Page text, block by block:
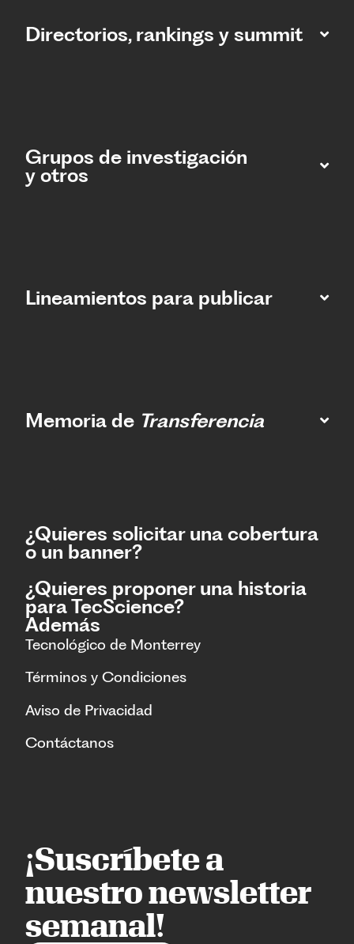
Directorios, rankings y summit
Grupos de investigación
y otros
Lineamientos para publicar
Memoria de Transferencia
¿Quieres solicitar una cobertura
o un banner?
¿Quieres proponer una historia
para TecScience?
Además
Tecnológico de Monterrey
Términos y Condiciones
Aviso de Privacidad
Contáctanos
¡Suscríbete a
nuestro newsletter
semanal!